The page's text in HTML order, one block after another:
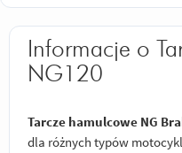
Informacje o
NG120
Tarcze hamulcowe NG
dla różnych typów